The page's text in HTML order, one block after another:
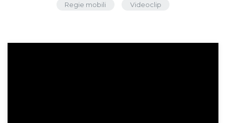
Regie mobili Videoclip